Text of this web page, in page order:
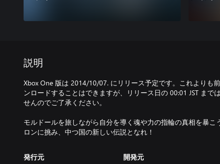
説明
Xbox One 版は 2014/10/07. にリリース予定です。これよりも
ンロードすることはできますが、リリース日の 00:01 JST まで
せんのでご了承ください。
モルドールを旅しながら自分を導く魂や力の指輪の真相を暴
ロンに挑み、中つ国の新しい伝説となれ！
発行元 開発元